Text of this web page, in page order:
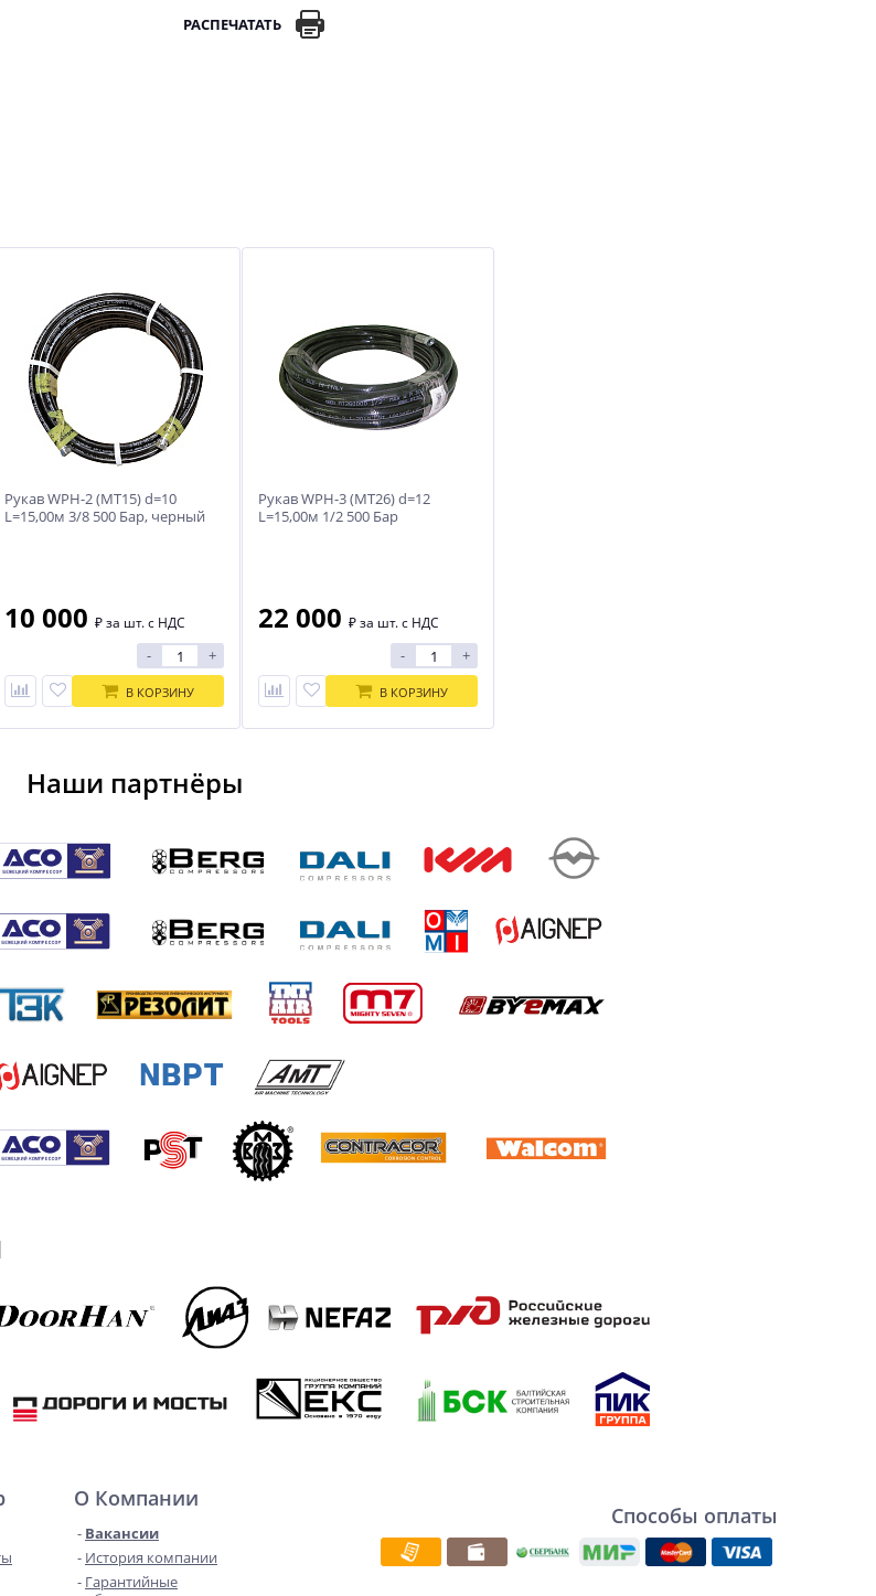
РАСПЕЧАТАТЬ
Рукав WPH-3 (MT26) d=12
L=15,00м 1/2 500 Бар
22 000 ₽за шт. с НДС
- +
В КОРЗИНУ
Рукав WPH-2 (МТ15) d=10
L=15,00м 3/8 500 Бар, черный
10 000 ₽за шт. с НДС
- +
В КОРЗИНУ
Наши партнёры
О Компании
Вакансии
История компании
Гарантийные
Способы оплаты